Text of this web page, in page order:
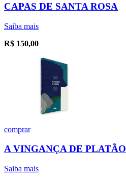
CAPAS DE SANTA ROSA
Saiba mais
R$ 150,00
comprar
A VINGANÇA DE PLATÃO
Saiba mais